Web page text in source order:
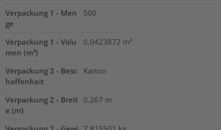
Verpackung 1 - Men
ge
500
Verpackung 1 - Volu
men (m³)
0.0423872 m³
Verpackung 2 - Besc
haffenheit
Karton
Verpackung 2 - Breit
e (m)
0.267 m